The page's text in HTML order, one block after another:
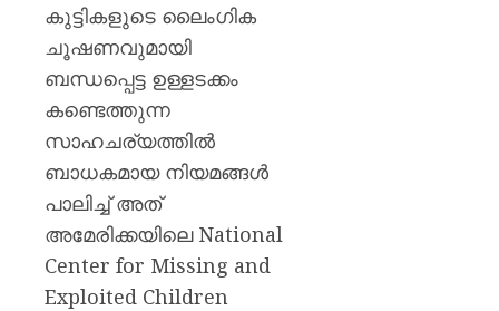
കുട്ടികളുടെ ലൈംഗിക
ചൂഷണവുമായി
ബന്ധപ്പെട്ട ഉള്ളടക്കം
കണ്ടെത്തുന്ന
സാഹചര്യത്തിൽ
ബാധകമായ നിയമങ്ങൾ
പാലിച്ച് അത്
അമേരിക്കയിലെ National
Center for Missing and
Exploited Children